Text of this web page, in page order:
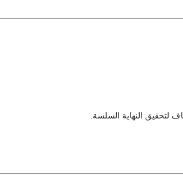
لتحقيق النهاية السلسة.